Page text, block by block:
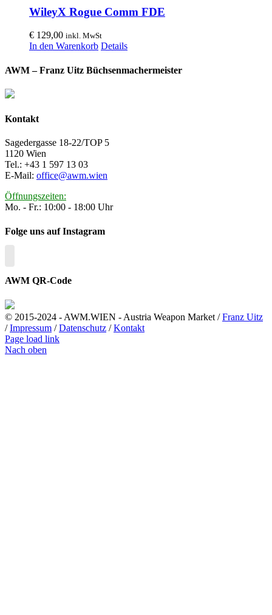
WileyX Rogue Comm FDE
€ 129,00 inkl. MwSt
In den Warenkorb Details
AWM – Franz Uitz Büchsenmachermeister
Kontakt
Sagedergasse 18-22/TOP 5
1120 Wien
Tel.: +43 1 597 13 03
E-Mail: office@awm.wien
Öffnungszeiten:
Mo. - Fr.: 10:00 - 18:00 Uhr
Folge uns auf Instagram
AWM QR-Code
© 2015-2024 - AWM.WIEN - Austria Weapon Market /Franz Uitz
/Impressum /Datenschutz /Kontakt
Page load link
Nach oben